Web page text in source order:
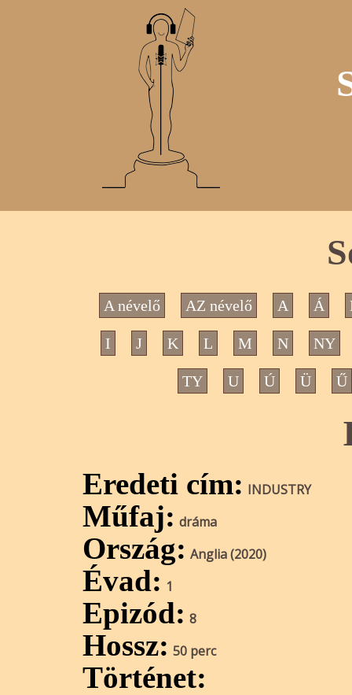
A névelő AZ névelő A Á
I J K L M N NY
TY U Ú Ü Ű
Eredeti cím: INDUSTRY
Műfaj: dráma
Ország: Anglia (2020)
Évad: 1
Epizód: 8
Hossz: 50 perc
Történet: